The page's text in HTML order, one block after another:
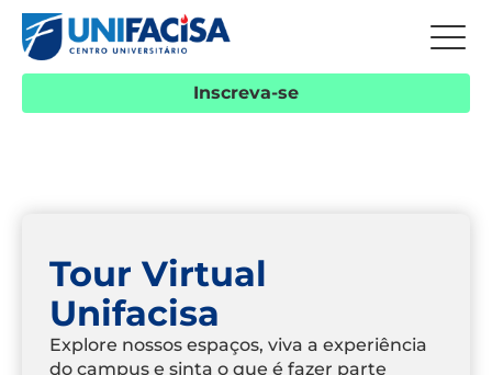
Inscreva-se
Tour Virtual
Unifacisa
Explore nossos espaços, viva a experiência
do campus e sinta o que é fazer parte